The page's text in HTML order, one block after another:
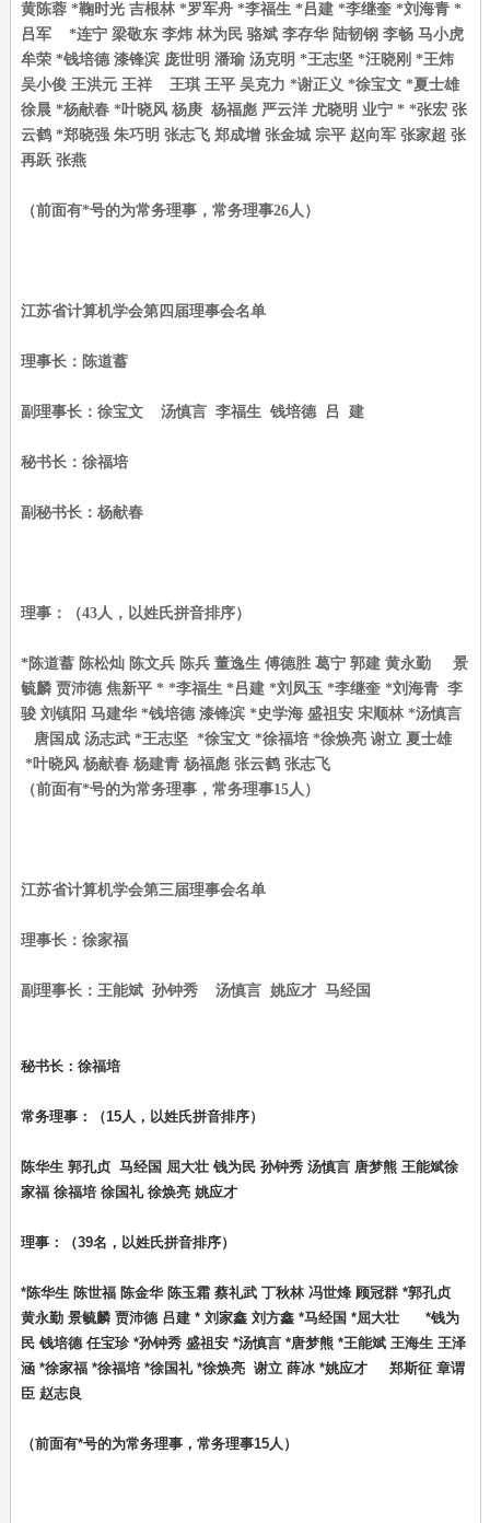
黄陈蓉 *鞠时光 吉根林 *罗军舟 *李福生 *吕建 *李继奎 *刘海青 *
吕军 *连宁 梁敬东 李炜 林为民 骆斌 李存华 陆韧钢 李畅 马小虎
牟荣 *钱培德 漆锋滨 庞世明 潘瑜 汤克明 *王志坚 *汪晓刚 *王炜
吴小俊 王洪元 王祥 王琪 王平 吴克力 *谢正义 *徐宝文 *夏士雄
徐晨 *杨献春 *叶晓风 杨庚 杨福彪 严云洋 尤晓明 业宁 * *张宏 张
云鹤 *郑晓强 朱巧明 张志飞 郑成增 张金城 宗平 赵向军 张家超 张
再跃 张燕
（前面有*号的为常务理事，常务理事26人）
江苏省计算机学会第四届理事会名单
理事长：陈道蓄
副理事长：徐宝文 汤慎言 李福生 钱培德 吕 建
秘书长：徐福培
副秘书长：杨献春
理事：（43人，以姓氏拼音排序）
*陈道蓄 陈松灿 陈文兵 陈兵 董逸生 傅德胜 葛宁 郭建 黄永勤 景
毓麟 贾沛德 焦新平 * *李福生 *吕建 *刘凤玉 *李继奎 *刘海青 李
骏 刘镇阳 马建华 *钱培德 漆锋滨 *史学海 盛祖安 宋顺林 *汤慎言
唐国成 汤志武 *王志坚 *徐宝文 *徐福培 *徐焕亮 谢立 夏士雄
*叶晓风 杨献春 杨建青 杨福彪 张云鹤 张志飞
（前面有*号的为常务理事，常务理事15人）
江苏省计算机学会第三届理事会名单
理事长：徐家福
副理事长：王能斌 孙钟秀 汤慎言 姚应才 马经国
秘书长：徐福培
常务理事：（15人，以姓氏拼音排序）
陈华生 郭孔贞 马经国 屈大壮 钱为民 孙钟秀 汤慎言 唐梦熊 王能斌徐
家福 徐福培 徐国礼 徐焕亮 姚应才
理事：（39名，以姓氏拼音排序）
*陈华生 陈世福 陈金华 陈玉霜 蔡礼武 丁秋林 冯世烽 顾冠群 *郭孔贞
黄永勤 景毓麟 贾沛德 吕建 * 刘家鑫 刘方鑫 *马经国 *屈大壮 *钱为
民 钱培德 任宝珍 *孙钟秀 盛祖安 *汤慎言 *唐梦熊 *王能斌 王海生 王泽
涵 *徐家福 *徐福培 *徐国礼 *徐焕亮 谢立 薛冰 *姚应才 郑斯征 章谓
臣 赵志良
（前面有*号的为常务理事，常务理事15人）